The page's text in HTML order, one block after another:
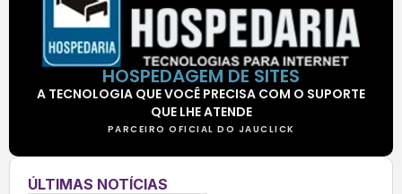
HOSPEDAGEM DE SITES
A TECNOLOGIA QUE VOCÊ PRECISA COM O SUPORTE
QUE LHE ATENDE
PARCEIRO OFICIAL DO JAUCLICK
ÚLTIMAS NOTÍCIAS